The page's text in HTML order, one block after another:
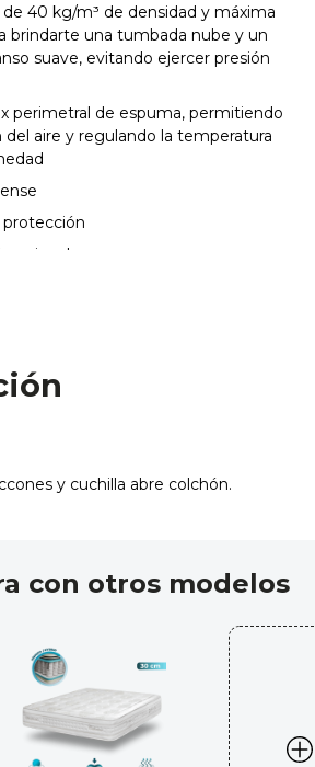
40 kg/m³ de densidad y máxima
brindarte una tumbada nube y un
suave, evitando ejercer presión
perimetral de espuma, permitiendo
del aire y regulando la temperatura
protección
nacional
en Valencia
con bordados con hilo
diferencias entre el producto
en cuanto a color, tejido o
del artículo.
y cuchilla abre colchón.
con otros modelos